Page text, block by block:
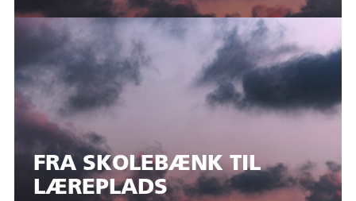
FRA SKOLEBÆNK TIL
LÆREPLADS